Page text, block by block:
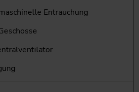
Entrauchung